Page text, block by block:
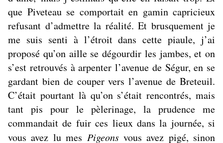
que Piveteau se comportait en gamin capricieux
refusant d’admettre la réalité. Et brusquement je
me suis senti à l’étroit dans cette piaule, j’ai
proposé qu’on aille se dégourdir les jambes, et on
s’est retrouvés à arpenter l’avenue de Ségur, en se
gardant bien de couper vers l’avenue de Breteuil.
C’était pourtant là qu’on s’était rencontrés, mais
tant pis pour le pèlerinage, la prudence me
commandait de fuir ces lieux dans la journée, si
vous avez lu mes Pigeonsvous avez pigé, sinon